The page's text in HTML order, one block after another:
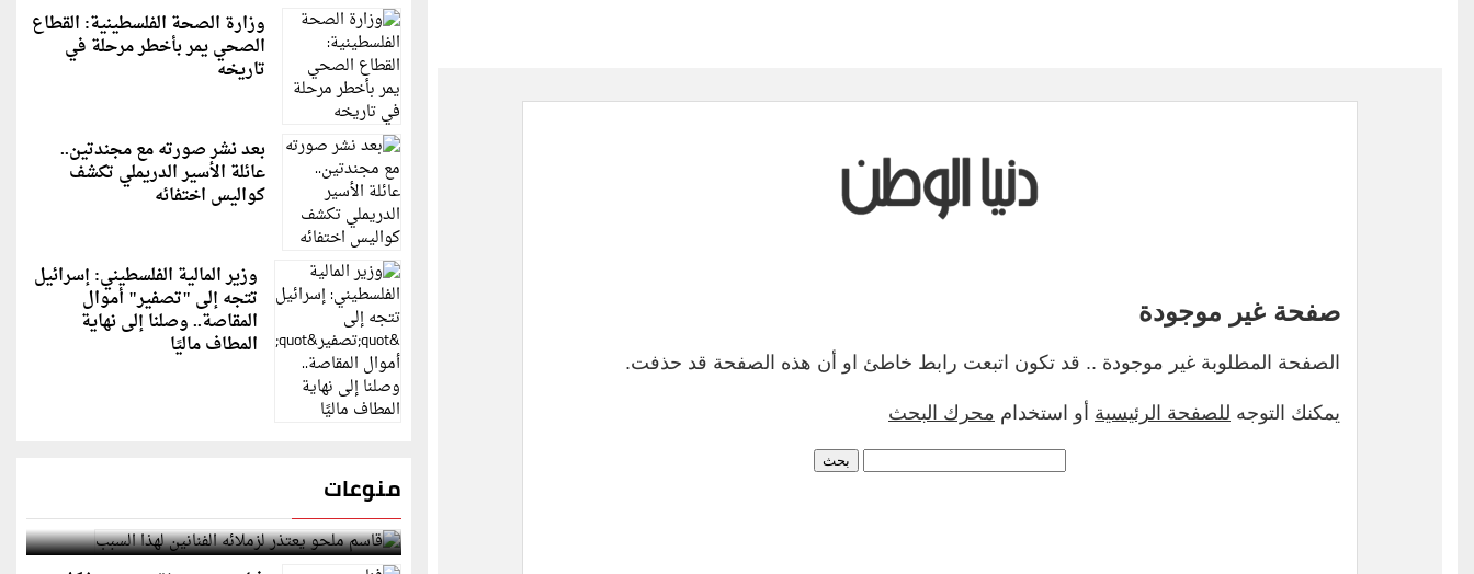
وزارة الصحة الفلسطينية: القطاع
الصحي يمر بأخطر مرحلة في
تاريخه
بعد نشر صورته مع مجندتين..
عائلة الأسير الدريملي تكشف
كواليس اختفائه
وزير المالية الفلسطيني: إسرائيل
تتجه إلى "تصفير" أموال
المقاصة.. وصلنا إلى نهاية
المطاف ماليًا
منوعات
قاسم ملحو يعتذر لزملائه الفنانين لهذا السبب